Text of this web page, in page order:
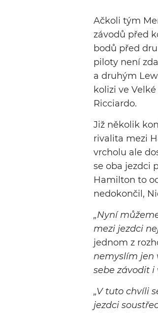
Ačkoli tým
závodů před
bodů před
piloty není
a druhým
kolizi ve
Ricciardo.
Již několik
rivalita mezi
vrcholu ale
se oba jezdci
Hamilton to
nedokončil,
„Nyní
mezi jezdci
jednom z
nemyslím jen
sebe závodit i
„V tuto chvíli
jezdci